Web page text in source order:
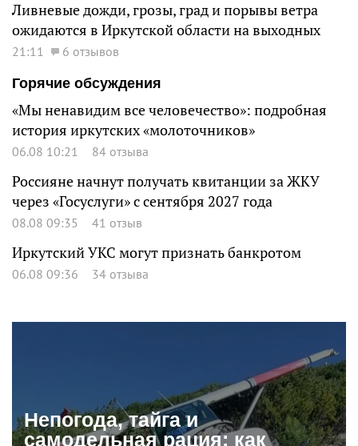
Ливневые дожди, грозы, град и порывы ветра
ожидаются в Иркутской области на выходных
21:11
6 отзывов
Горячие обсуждения
«Мы ненавидим все человечество»: подробная
история иркутских «молоточников»
06.08 10:21 84 отзыва
Россияне начнут получать квитанции за ЖКУ
через «Госуслуги» с сентября 2027 года
08.08 09:35 41 отзыв
Иркутский УКС могут признать банкротом
06.08 09:36 34 отзыва
Непогода, тайга и
самодельная рация: как